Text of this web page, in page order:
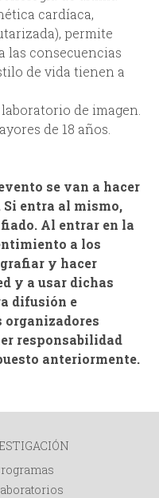
q
u
d
cardíaca,
permite
las consecuencias
de vida tienen a
de imagen.
de 18 años.
se van a hacer
entra al mismo,
Al entrar en la
a los
y hacer
y a usar dichas
difusión e
responsabilidad
anteriormente.